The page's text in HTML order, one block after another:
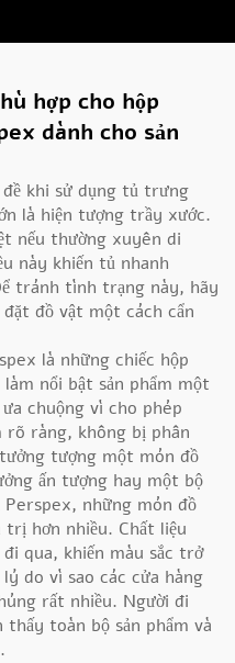
hợp cho hộp
dành cho sản
đề khi sử dụng tủ trưng
là hiện tượng trầy xước.
nếu thường xuyên di
này khiến tủ nhanh
tránh tình trạng này, hãy
đồ vật một cách cẩn
là những chiếc hộp
nổi bật sản phẩm một
chuộng vì cho phép
rõ ràng, không bị phân
tượng một món đồ
ấn tượng hay một bộ
những món đồ
hơn nhiều. Chất liệu
qua, khiến màu sắc trở
do vì sao các cửa hàng
rất nhiều. Người đi
toàn bộ sản phẩm và